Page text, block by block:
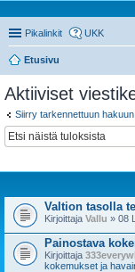
Pikalinkit UKK
Etusivu
Aktiiviset
Siirry tarkennettuun hakuun
Valtion tasolla
Kirjoittaja Vallu » 08
Painostava
Kirjoittaja
kokemukset ja